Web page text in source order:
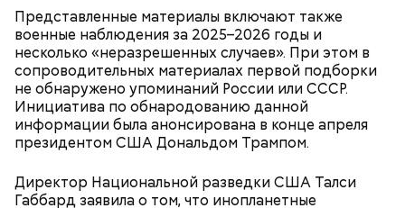
Представленные материалы включают также
военные наблюдения за 2025–2026 годы и
несколько «неразрешенных случаев». При этом в
сопроводительных материалах первой подборки
не обнаружено упоминаний России или СССР.
Инициатива по обнародованию данной
информации была анонсирована в конце апреля
президентом США Дональдом Трампом.
Директор Национальной разведки США Талси
Габбард заявила о том, что инопланетные
Фото: Shutterstock